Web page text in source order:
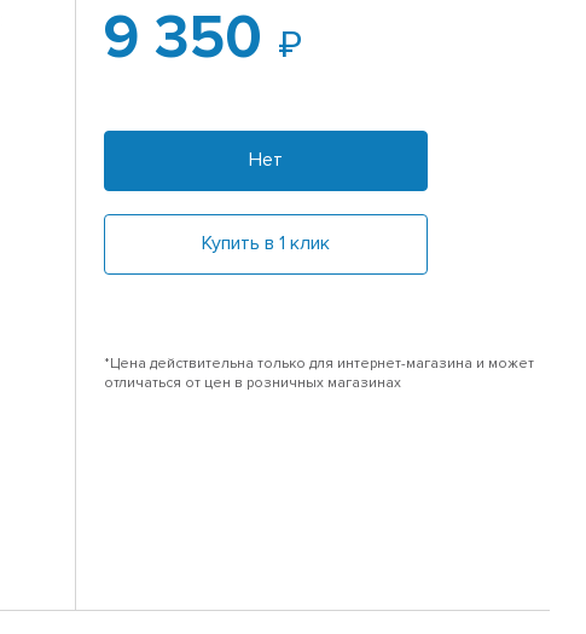
9 350
Нет
Купить в 1 клик
*Цена действительна только для интернет-магазина и может
отличаться от цен в розничных магазинах